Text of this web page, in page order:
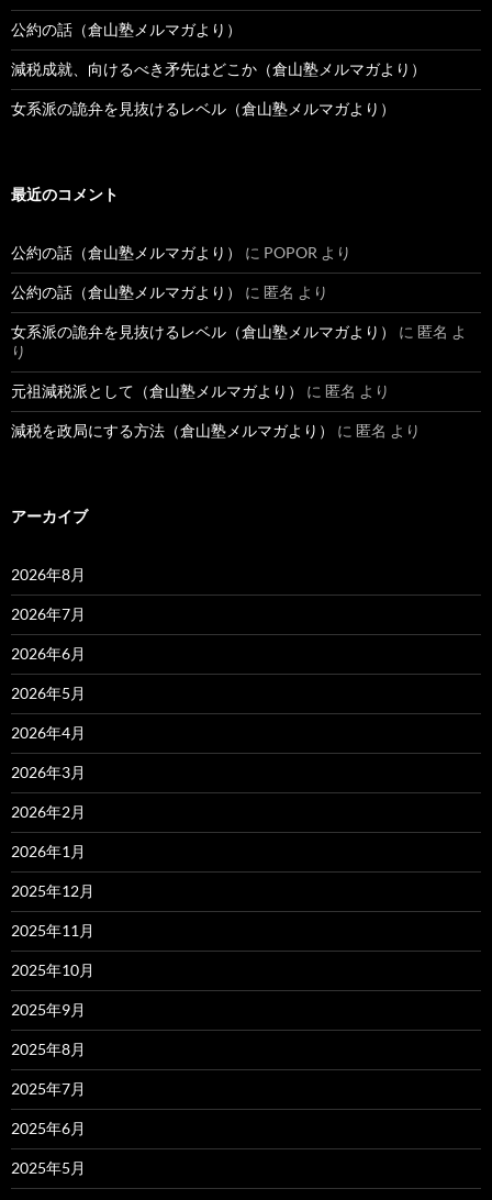
公約の話（倉山塾メルマガより）
減税成就、向けるべき矛先はどこか（倉山塾メルマガより）
女系派の詭弁を見抜けるレベル（倉山塾メルマガより）
最近のコメント
公約の話（倉山塾メルマガより） に POPOR より
公約の話（倉山塾メルマガより） に 匿名 より
女系派の詭弁を見抜けるレベル（倉山塾メルマガより） に 匿名 よ
り
元祖減税派として（倉山塾メルマガより） に 匿名 より
減税を政局にする方法（倉山塾メルマガより） に 匿名 より
アーカイブ
2026年8月
2026年7月
2026年6月
2026年5月
2026年4月
2026年3月
2026年2月
2026年1月
2025年12月
2025年11月
2025年10月
2025年9月
2025年8月
2025年7月
2025年6月
2025年5月